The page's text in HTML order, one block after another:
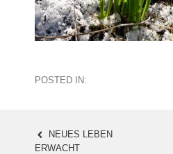
POSTED IN:
POST
NEUES LEBEN
ERWACHT